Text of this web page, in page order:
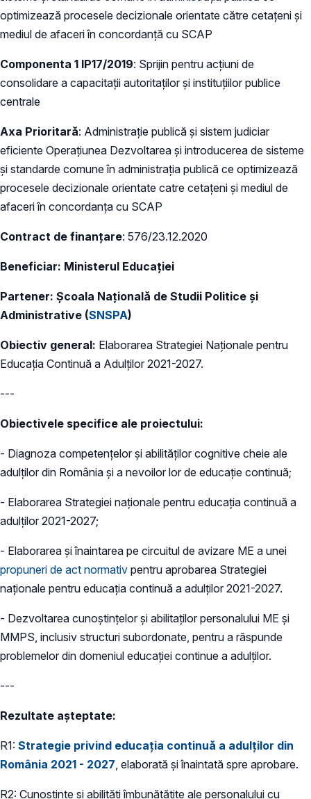
optimizează procesele decizionale orientate către cetațeni și
mediul de afaceri în concordanță cu SCAP
Componenta 1 IP17/2019: Sprijin pentru acțiuni de
consolidare a capacitații autoritaților și instituțiilor publice
centrale
Axa Prioritară: Administrație publică și sistem judiciar
eficiente Operațiunea Dezvoltarea și introducerea de sisteme
și standarde comune în administrația publică ce optimizează
procesele decizionale orientate catre cetațeni și mediul de
afaceri în concordanța cu SCAP
Contract de finanțare: 576/23.12.2020
Beneficiar: Ministerul Educației
Partener: Școala Națională de Studii Politice și
Administrative (SNSPA)
Obiectiv general: Elaborarea Strategiei Naționale pentru
Educația Continuă a Adulților 2021-2027.
---
Obiectivele specifice ale proiectului:
- Diagnoza competențelor și abilităților cognitive cheie ale
adulților din România și a nevoilor lor de educație continuă;
- Elaborarea Strategiei naționale pentru educația continuă a
adulților 2021-2027;
- Elaborarea și înaintarea pe circuitul de avizare ME a unei
propuneri de act normativ pentru aprobarea Strategiei
naționale pentru educația continuă a adulților 2021-2027.
- Dezvoltarea cunoștințelor și abilitaților personalului ME și
MMPS, inclusiv structuri subordonate, pentru a răspunde
problemelor din domeniul educației continue a adulților.
---
Rezultate așteptate:
R1: Strategie privind educația continuă a adulților din
România 2021 - 2027, elaborată și înaintată spre aprobare.
R2: Cunostințe și abilități îmbunătățite ale personalului cu